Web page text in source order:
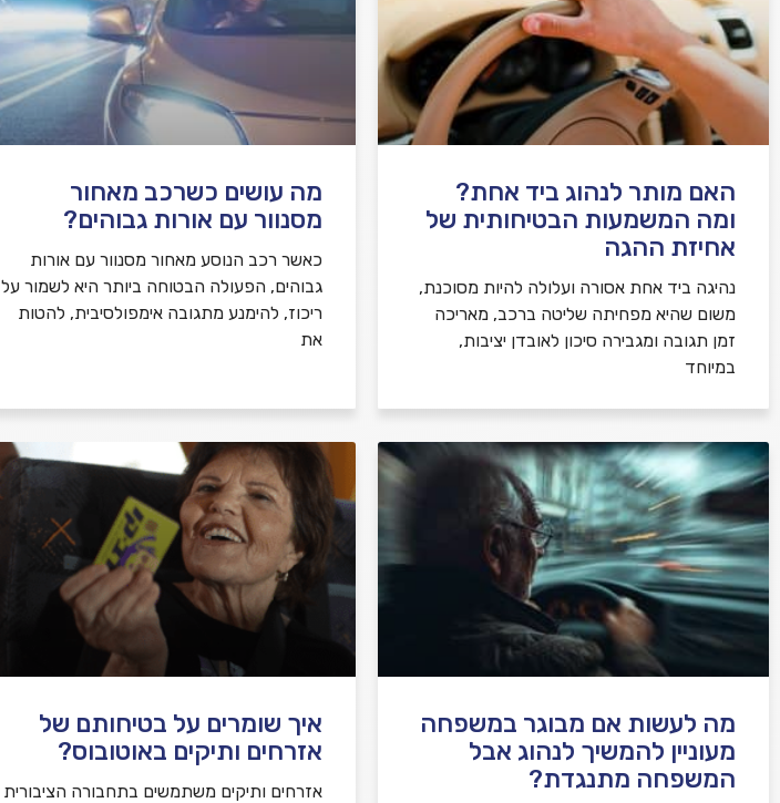
האם מותר לנהוג ביד אחת?
ומה המשמעות הבטיחותית של
אחיזת ההגה
נהיגה ביד אחת אסורה ועלולה להיות מסוכנת,
משום שהיא מפחיתה שליטה ברכב, מאריכה
זמן תגובה ומגבירה סיכון לאובדן יציבות,
במיוחד
מה עושים כשרכב מאחור
מסנוור עם אורות גבוהים?
כאשר רכב הנוסע מאחור מסנוור עם אורות
גבוהים, הפעולה הבטוחה ביותר היא לשמור על
ריכוז, להימנע מתגובה אימפולסיבית, להטות
את
מה לעשות אם מבוגר במשפחה
מעוניין להמשיך לנהוג אבל
המשפחה מתנגדת?
איך שומרים על בטיחותם של
אזרחים ותיקים באוטובוס?
אזרחים ותיקים משתמשים בתחבורה הציבורית